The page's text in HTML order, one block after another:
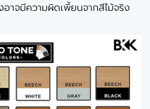
าจมีความผิดเพี้ยนจากสีไม้จริง